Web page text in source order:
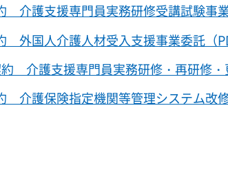
護支援専門員実務研修受講試験事業
国人介護人材受入支援事業委託（
介護支援専門員実務研修・再研修・
護保険指定機関等管理システム改修